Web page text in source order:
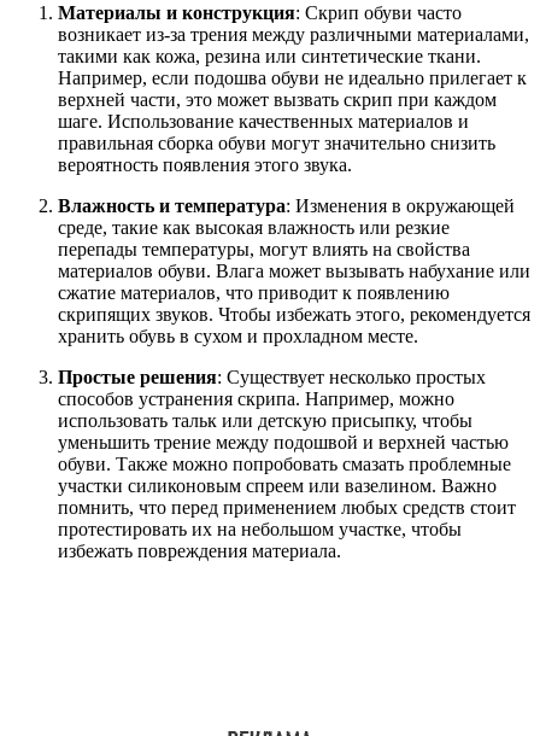
Материалы и конструкция: Скрип обуви часто
возникает из-за трения между различными материалами,
такими как кожа, резина или синтетические ткани.
Например, если подошва обуви не идеально прилегает к
верхней части, это может вызвать скрип при каждом
шаге. Использование качественных материалов и
правильная сборка обуви могут значительно снизить
вероятность появления этого звука.
Влажность и температура: Изменения в окружающей
среде, такие как высокая влажность или резкие
перепады температуры, могут влиять на свойства
материалов обуви. Влага может вызывать набухание или
сжатие материалов, что приводит к появлению
скрипящих звуков. Чтобы избежать этого, рекомендуется
хранить обувь в сухом и прохладном месте.
Простые решения: Существует несколько простых
способов устранения скрипа. Например, можно
использовать тальк или детскую присыпку, чтобы
уменьшить трение между подошвой и верхней частью
обуви. Также можно попробовать смазать проблемные
участки силиконовым спреем или вазелином. Важно
помнить, что перед применением любых средств стоит
протестировать их на небольшом участке, чтобы
избежать повреждения материала.